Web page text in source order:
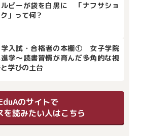
ビーが袋を白黒に 「ナフサショ
」って何？
学入試・合格者の本棚① 女子学院
学～読書習慣が育んだ多角的な視
学びの土台
のサイトで
を読みたい人はこちら